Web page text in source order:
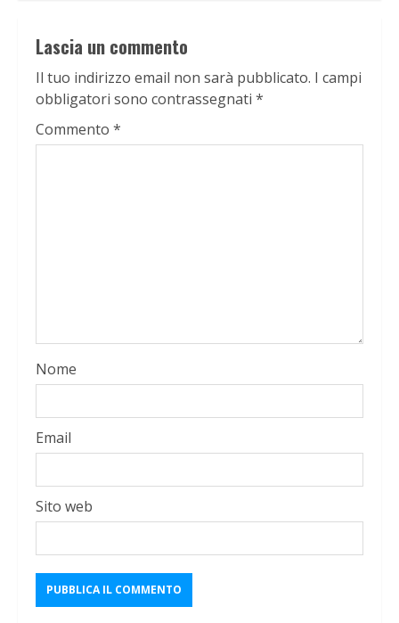
Lascia un commento
Il tuo indirizzo email non sarà pubblicato. I campi
obbligatori sono contrassegnati *
Commento *
Nome
Email
Sito web